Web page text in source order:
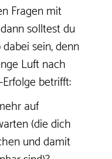
Fragen mit
solltest du
sein, denn
Luft nach
betrifft:
auf
(die dich
und damit